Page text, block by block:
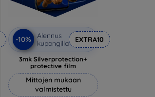
-10%
Alennus
kupongilla
EXTRA10
3mk Silverprotection+
protective film
Mittojen mukaan
valmistettu